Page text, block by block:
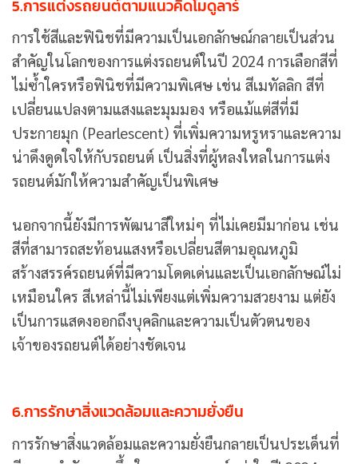
5.การแต่งรถยนต์ตามแนวคิดโมดูลาร์
การใช้สีและฟินิชที่มีความเป็นเอกลักษณ์กลายเป็นส่วน
สำคัญในโลกของการแต่งรถยนต์ในปี 2024 การเลือกสีที่
ไม่ซ้ำใครหรือฟินิชที่มีความพิเศษ เช่น สีเมทัลลิก สีที่
เปลี่ยนแปลงตามแสงและมุมมอง หรือแม้แต่สีที่มี
ประกายมุก (Pearlescent) ที่เพิ่มความหรูหราและความ
น่าดึงดูดใจให้กับรถยนต์ เป็นสิ่งที่ผู้หลงใหลในการแต่ง
รถยนต์มักให้ความสำคัญเป็นพิเศษ
นอกจากนี้ยังมีการพัฒนาสีใหม่ๆ ที่ไม่เคยมีมาก่อน เช่น
สีที่สามารถสะท้อนแสงหรือเปลี่ยนสีตามอุณหภูมิ
สร้างสรรค์รถยนต์ที่มีความโดดเด่นและเป็นเอกลักษณ์ไม่
เหมือนใคร สีเหล่านี้ไม่เพียงแต่เพิ่มความสวยงาม แต่ยัง
เป็นการแสดงออกถึงบุคลิกและความเป็นตัวตนของ
เจ้าของรถยนต์ได้อย่างชัดเจน
6.การรักษาสิ่งแวดล้อมและความยั่งยืน
การรักษาสิ่งแวดล้อมและความยั่งยืนกลายเป็นประเด็นที่